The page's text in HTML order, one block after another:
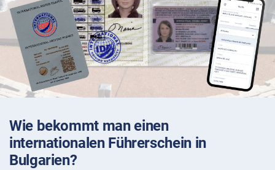
Wie bekommt man einen
internationalen Führerschein in
Bulgarien?